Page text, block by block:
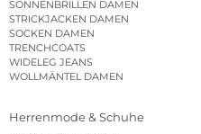
SONNENBRILLEN DAMEN
STRICKJACKEN DAMEN
SOCKEN DAMEN
TRENCHCOATS
WIDELEG JEANS
WOLLMÄNTEL DAMEN
Herrenmode & Schuhe